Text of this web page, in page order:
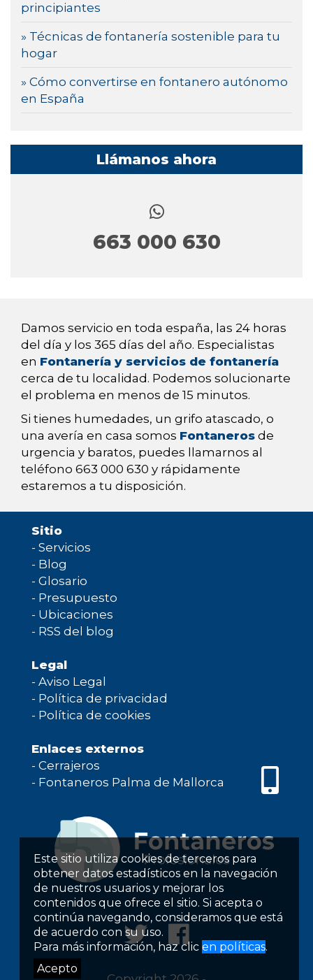
Este sitio utiliza cookies de terceros para
obtener datos estadísticos en la navegación
de nuestros usuarios y mejorar los
contenidos que ofrece el sitio. Si acepta o
continúa navegando, consideramos que está
de acuerdo con su uso.
Para más información, haz clic en políticas.
Acepto
principiantes
» Técnicas de fontanería sostenible para tu
hogar
» Cómo convertirse en fontanero autónomo
en España
Llámanos ahora
663 000 630
Damos servicio en toda españa, las 24 horas
del día y los 365 días del año. Especialistas
en Fontanería y servicios de fontanería
cerca de tu localidad. Podemos solucionarte
el problema en menos de 15 minutos.
Si tienes humedades, un grifo atascado, o
una avería en casa somos Fontaneros de
urgencia y baratos, puedes llamarnos al
teléfono 663 000 630 y rápidamente
estaremos a tu disposición.
Sitio
- Servicios
- Blog
- Glosario
- Presupuesto
- Ubicaciones
- RSS del blog
Legal
- Aviso Legal
- Política de privacidad
- Política de cookies
Enlaces externos
- Cerrajeros
- Fontaneros Palma de Mallorca